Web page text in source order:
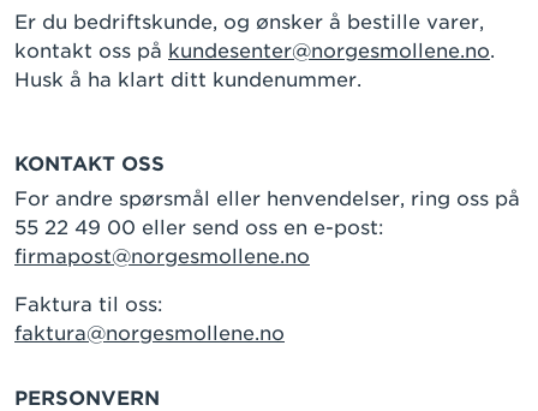
Er du bedriftskunde, og ønsker å bestille varer,
kontakt oss på kundesenter@norgesmollene.no.
Husk å ha klart ditt kundenummer.
KONTAKT OSS
For andre spørsmål eller henvendelser, ring oss på
55 22 49 00 eller send oss en e-post:
firmapost@norgesmollene.no
Faktura til oss:
faktura@norgesmollene.no
PERSONVERN